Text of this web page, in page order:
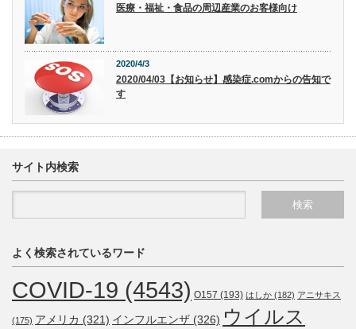
医療・福祉・食品の周辺産業のお客様向け
2020/4/3
2020/04/03【お知らせ】感染症.comからの告知で
す
サイト内検索
よく検索されているワード
COVID-19 (4543) O157 (193) はしか (182) アニサキス
(175) アメリカ (321) インフルエンザ (326) ウイルス